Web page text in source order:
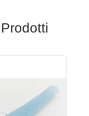
Prodotti